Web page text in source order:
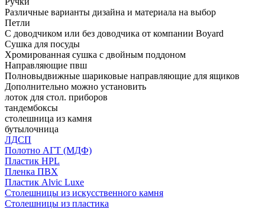
Различные варианты дизайна и материала на выбор
Петли
С доводчиком или без доводчика от компании Boyard
Сушка для посуды
Хромированная сушка с двойным поддоном
Направляющие пвш
Полновыдвижные шариковые направляющие для ящиков
Дополнительно можно установить
лоток для стол. приборов
тандембоксы
столешница из камня
бутылочница
ЛДСП
Полотно АГТ (МДФ)
Пластик HPL
Пленка ПВХ
Пластик Alvic Luxe
Столешницы из искусственного камня
Столешницы из пластика